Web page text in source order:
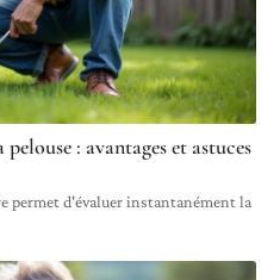
: avantages et astuces
permet d'évaluer instantanément la